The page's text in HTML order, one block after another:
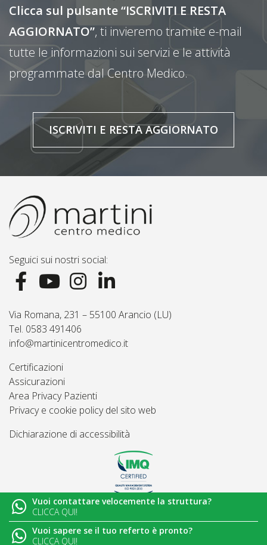
Clicca sul pulsante “ISCRIVITI E RESTA
AGGIORNATO”, ti invieremo tramite e-mail
tutte le informazioni sui servizi e le attività
programmate dal Centro Medico.
ISCRIVITI E RESTA AGGIORNATO
Seguici sui nostri social:
Via Romana, 231 – 55100 Arancio (LU)
Tel. 0583 491406
info@martinicentromedico.it
Certificazioni
Assicurazioni
Area Privacy Pazienti
Privacy e cookie policy del sito web
Dichiarazione di accessibilità
© 2026Martini Centro Medico - Lucca
Vuoi contattare velocemente la struttura?
CLICCA QUI!
Vuoi sapere se il tuo referto è pronto?
CLICCA QUI!